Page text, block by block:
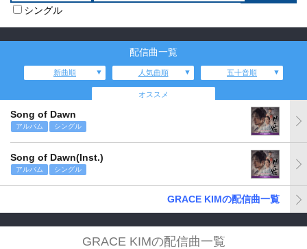
シングル
配信曲一覧
新曲順 人気曲順 五十音順
オススメ
Song of Dawn
アルバム シングル
Song of Dawn(Inst.)
アルバム シングル
GRACE KIMの配信曲一覧
GRACE KIMの配信曲一覧